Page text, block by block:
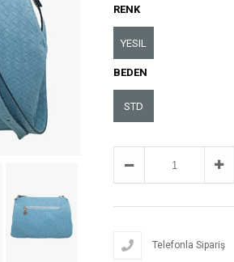
RENK
YESIL
BEDEN
STD
Telefonla Sipariş